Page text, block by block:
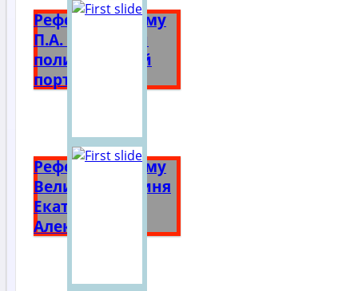
Реферат на тему
П.А. Столыпин
политический
портрет
Реферат на тему
Великая княгиня
Екатерина
Алексеевна